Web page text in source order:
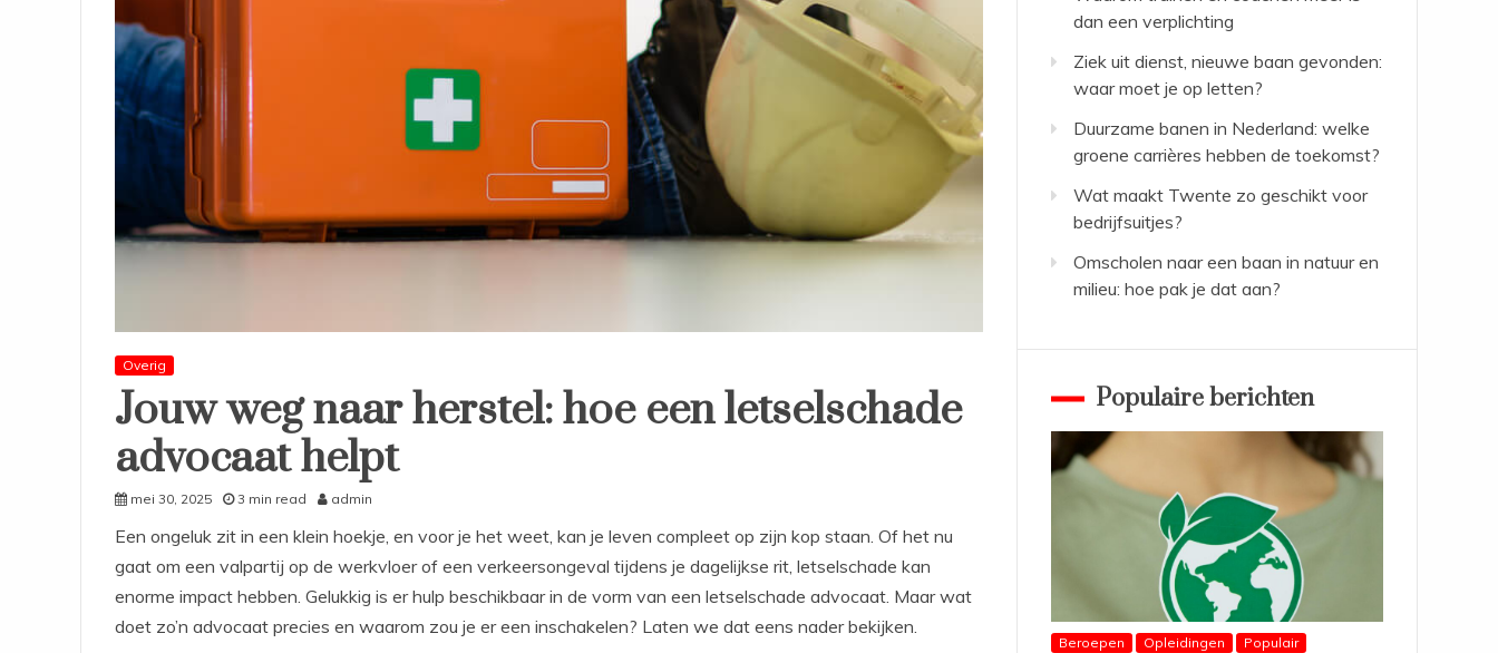
Overig
Jouw weg naar herstel: hoe een letselschade
advocaat helpt
mei 30, 2025 3 min read admin
Een ongeluk zit in een klein hoekje, en voor je het weet, kan je leven compleet op zijn kop staan. Of het nu
gaat om een valpartij op de werkvloer of een verkeersongeval tijdens je dagelijkse rit, letselschade kan
enorme impact hebben. Gelukkig is er hulp beschikbaar in de vorm van een letselschade advocaat. Maar wat
doet zo’n advocaat precies en waarom zou je er een inschakelen? Laten we dat eens nader bekijken.
dan een verplichting
Ziek uit dienst, nieuwe baan gevonden:
waar moet je op letten?
Duurzame banen in Nederland: welke
groene carrières hebben de toekomst?
Wat maakt Twente zo geschikt voor
bedrijfsuitjes?
Omscholen naar een baan in natuur en
milieu: hoe pak je dat aan?
Populaire berichten
Beroepen Opleidingen Populair